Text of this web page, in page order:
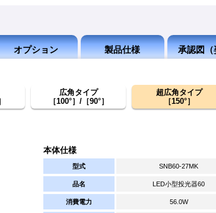
オプション 製品仕様 承認図（
広角タイプ
［100°］/［90°］
超広角タイプ
［150°］
本体仕様
型式 SNB60-27MK
品名 LED小型投光器60
消費電力 56.0W